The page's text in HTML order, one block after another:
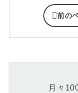
前の
月々